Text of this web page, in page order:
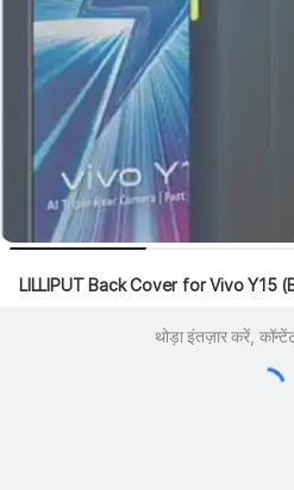
LILLIPUT Back Cover for Vivo Y15
थोड़ा इंतज़ार करें,